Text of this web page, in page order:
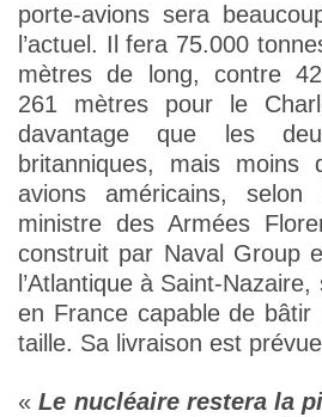
porte-avions sera
l’actuel. Il fera 75.000
mètres de long, contre
261 mètres pour le
davantage que les
britanniques, mais moins
avions américains,
ministre des Armées
construit par Naval Group
l’Atlantique à Saint-
en France capable de
taille. Sa livraison est
«Le nucléaire restera la